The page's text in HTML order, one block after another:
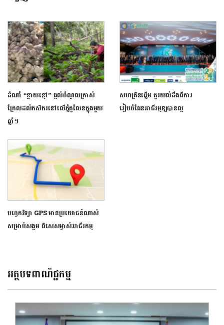
ដំណាំ “ខ្ជាយខ្មៅ” ​ផ្តល់​ចំណូល​ក្រាស់
ក្រែលដល់​កសិករនៅលើ​ភ្នំ​គូលែន​​ក្នុងមួយ
ឆ្នាំៗ
សហគ្រិនឆ្នើម គួរយល់ដឹងពីការ
រៀបចំផែនអាជីវម្មឱ្យបានល្អ
បច្ចេកវិទ្យា GPS មានប្រយោជន៍ណាស់
សម្រាប់សង្គម ពិសេសម្ចាស់អាជីវកម្ម
អត្ថបទពាណិជ្ជកម្ម